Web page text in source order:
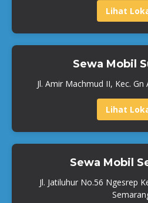
Lihat
Sewa Mobil
Jl. Amir Machmud II, Kec.
Lihat
Sewa Mobil
Jl. Jatiluhur No.56 Ngesrep